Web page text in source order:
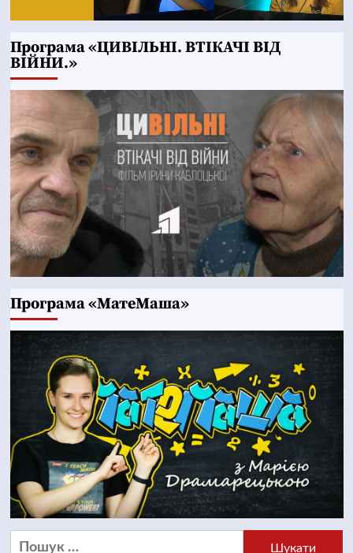
Програма «ЦИВІЛЬНІ. ВТІКАЧІ ВІД
ВІЙНИ.»
Програма «МатеМаша»
Пошук: